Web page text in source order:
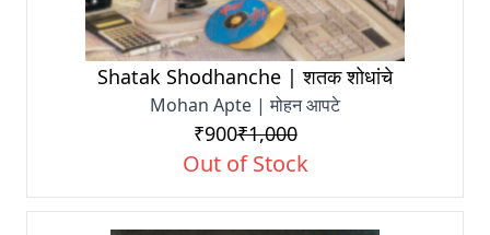
Shatak Shodhanche | शतक शोधांचे
Mohan Apte | मोहन आपटे
₹900₹1,000
Out of Stock